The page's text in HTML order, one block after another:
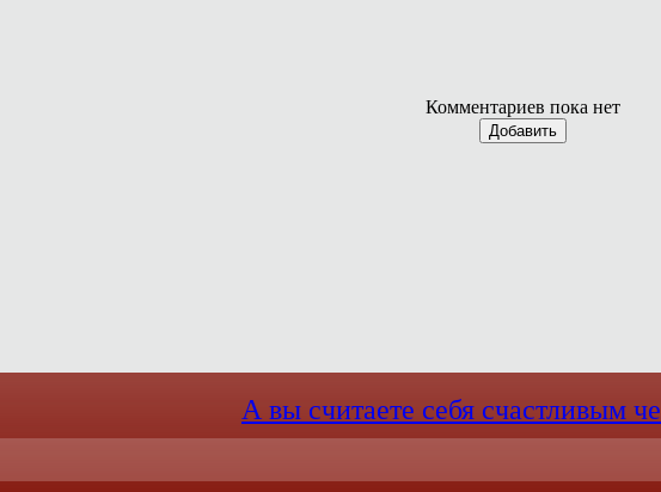
Комментариев пока нет
Добавить
А вы считаете себя счастливым